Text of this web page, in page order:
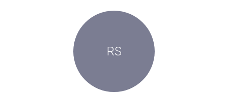
RS